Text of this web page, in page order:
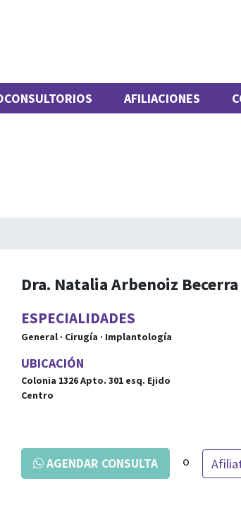
AFILIACIONES
Dra. Natalia Arbenoiz Becerra
ESPECIALIDADES
General · Cirugía · Implantología
UBICACIÓN
Colonia 1326 Apto. 301 esq. Ejido
Centro
AGENDAR CONSULTA o